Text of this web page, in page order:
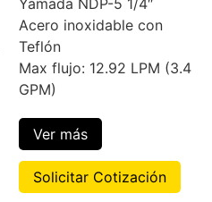
Acero inoxidable con
Teflón
Max flujo: 12.92 LPM (3.4
GPM)
Ver más
Solicitar Cotización